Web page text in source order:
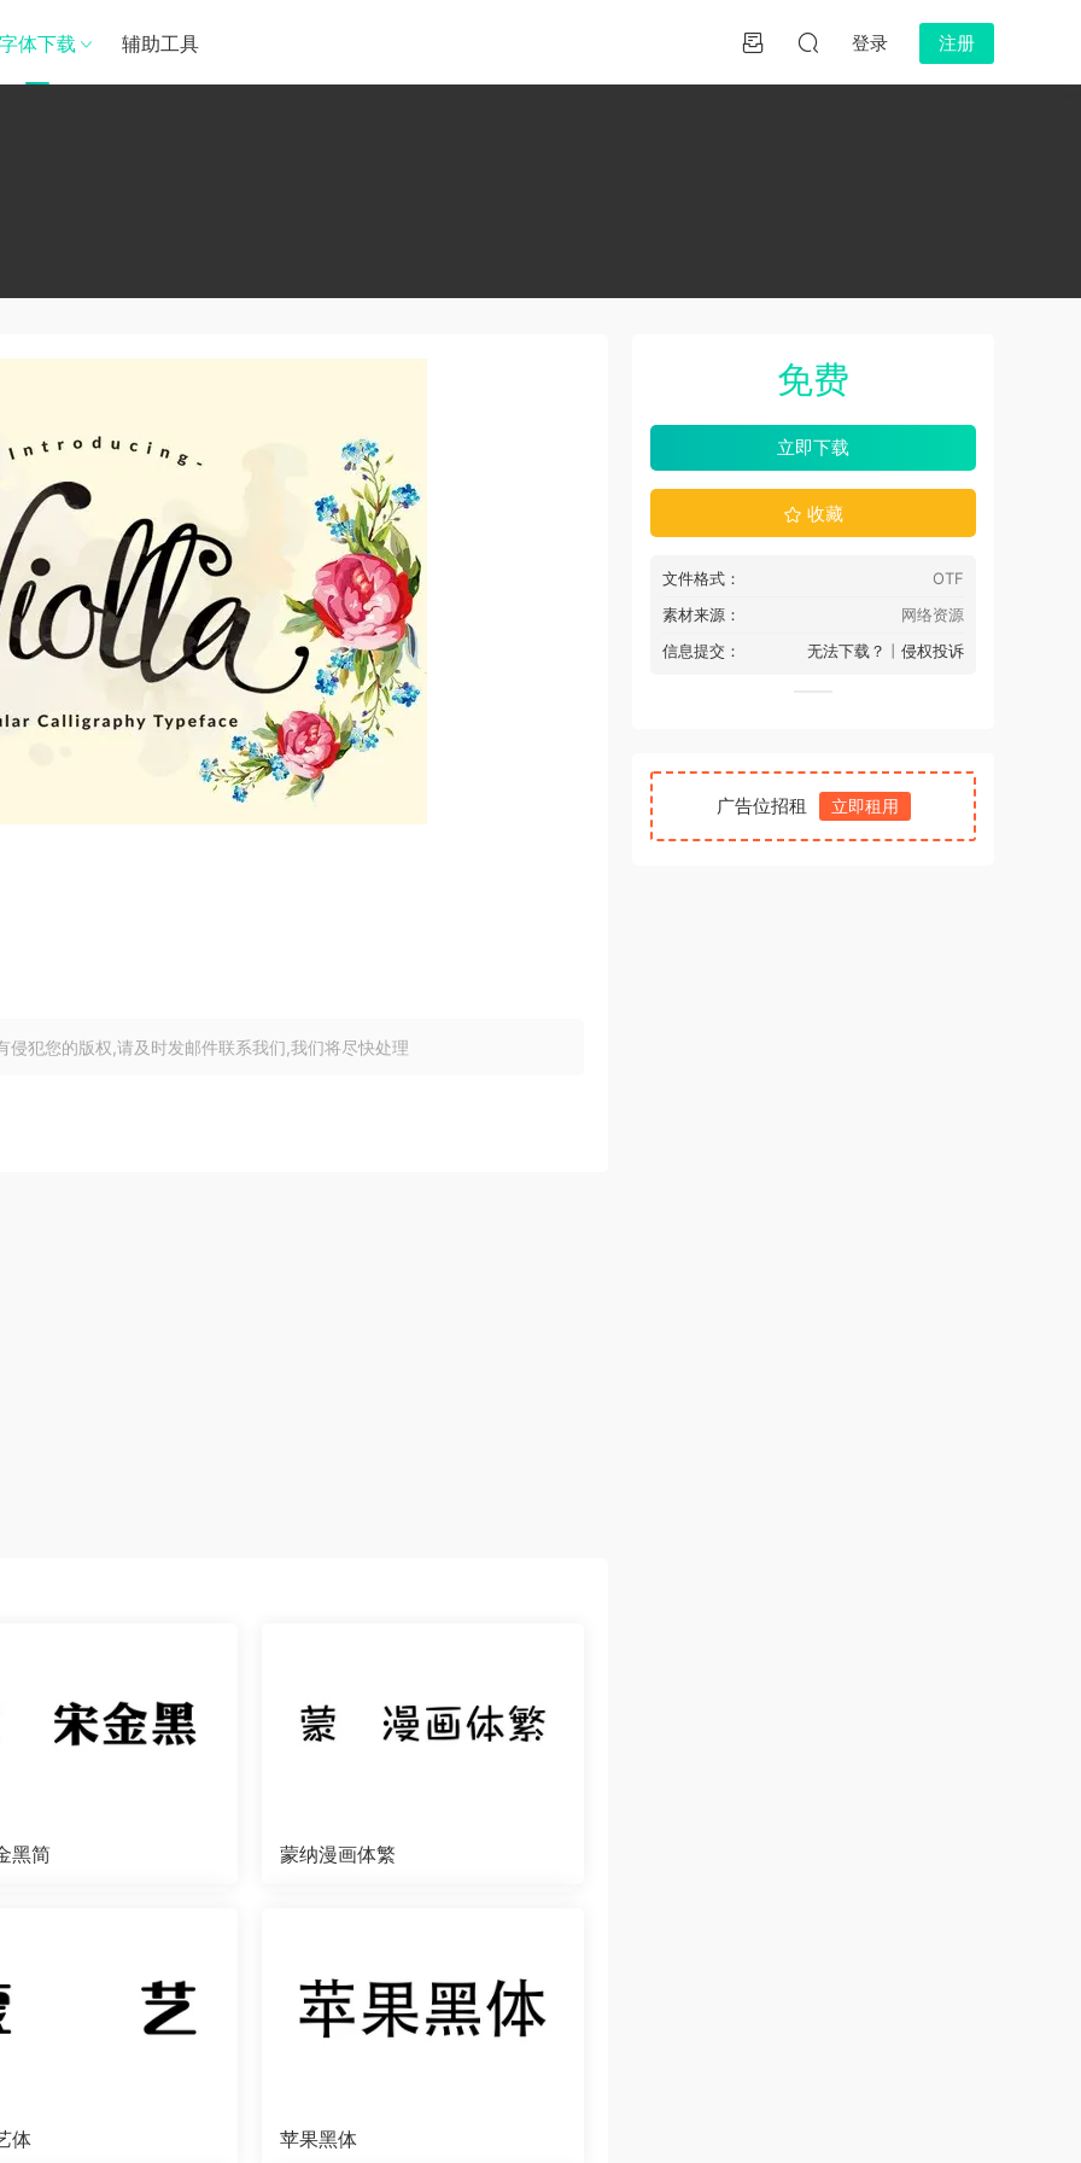
字体下载 辅助工具 登录 注册
犯您的版权,请及时发邮件联系我们,我们将尽快处理
黑简 蒙纳漫画体繁
体 苹果黑体
免费
立即下载
收藏
文件格式：
OTF
素材来源：
网络资源
信息提交：
无法下载？ 丨 侵权投诉
广告位招租 立即租用